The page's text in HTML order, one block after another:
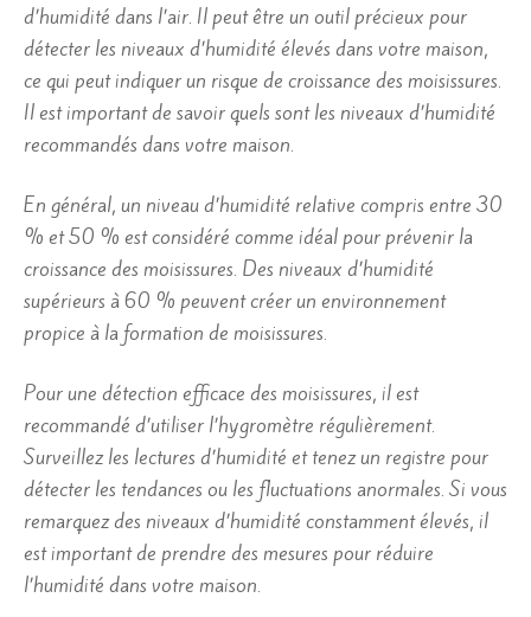
d’humidité dans l’air. Il peut être un outil précieux pour
détecter les niveaux d’humidité élevés dans votre maison,
ce qui peut indiquer un risque de croissance des moisissures.
Il est important de savoir quels sont les niveaux d’humidité
recommandés dans votre maison.
En général, un niveau d’humidité relative compris entre 30
% et 50 % est considéré comme idéal pour prévenir la
croissance des moisissures. Des niveaux d’humidité
supérieurs à 60 % peuvent créer un environnement
propice à la formation de moisissures.
Pour une détection efficace des moisissures, il est
recommandé d’utiliser l’hygromètre régulièrement.
Surveillez les lectures d’humidité et tenez un registre pour
détecter les tendances ou les fluctuations anormales. Si vous
remarquez des niveaux d’humidité constamment élevés, il
est important de prendre des mesures pour réduire
l’humidité dans votre maison.